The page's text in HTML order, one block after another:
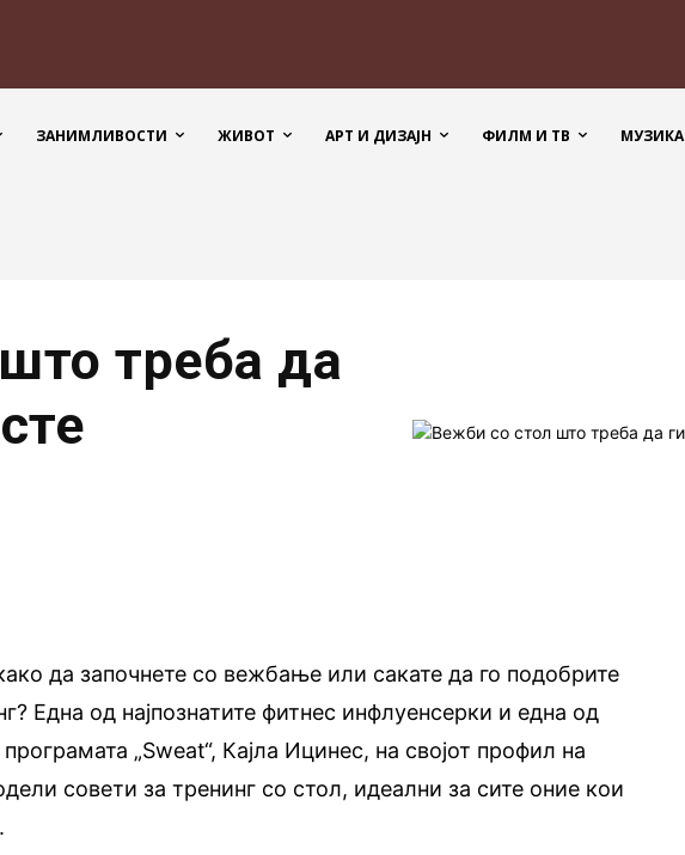
ЗАНИМЛИВОСТИ ЖИВОТ АРТ И ДИЗАЈН ФИЛМ И ТВ МУЗИКА
треба да
да започнете со вежбање или сакате да го подобрите
Една од најпознатите фитнес инфлуенсерки и една од
„Sweat“, Кајла Ицинес, на својот профил на
совети за тренинг со стол, идеални за сите оние кои